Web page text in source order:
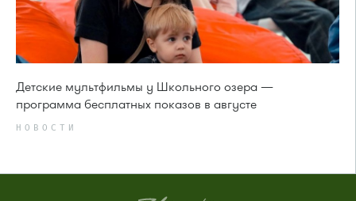
Детские мультфильмы у Школьного озера —
программа бесплатных показов в августе
НОВОСТИ